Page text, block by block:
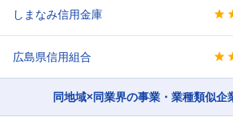
しまなみ信用金庫
広島県信用組合
同地域×同業界の事業・業種類似企